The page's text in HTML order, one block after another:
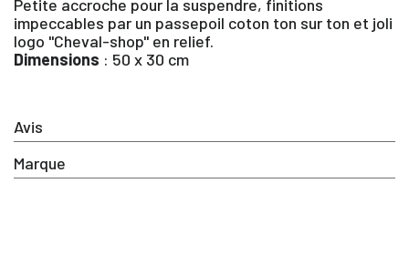
Avis
Marque
Petite accroche pour la suspendre, finitions
impeccables par un passepoil coton ton sur ton et joli
logo "Cheval-shop" en relief.
Dimensions : 50 x 30 cm
ANNULER SE